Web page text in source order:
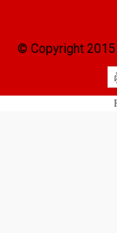
© Copyright 2015